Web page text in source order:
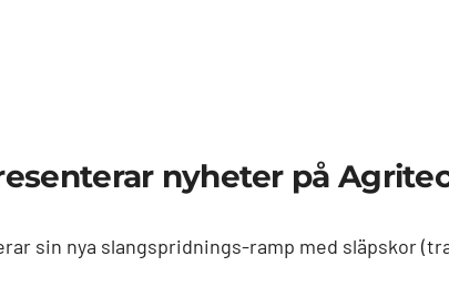
nyheter på
sin nya slangspridnings-ramp med släpskor